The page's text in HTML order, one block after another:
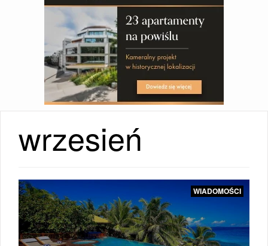
wrzesień
WIADOMOŚCI